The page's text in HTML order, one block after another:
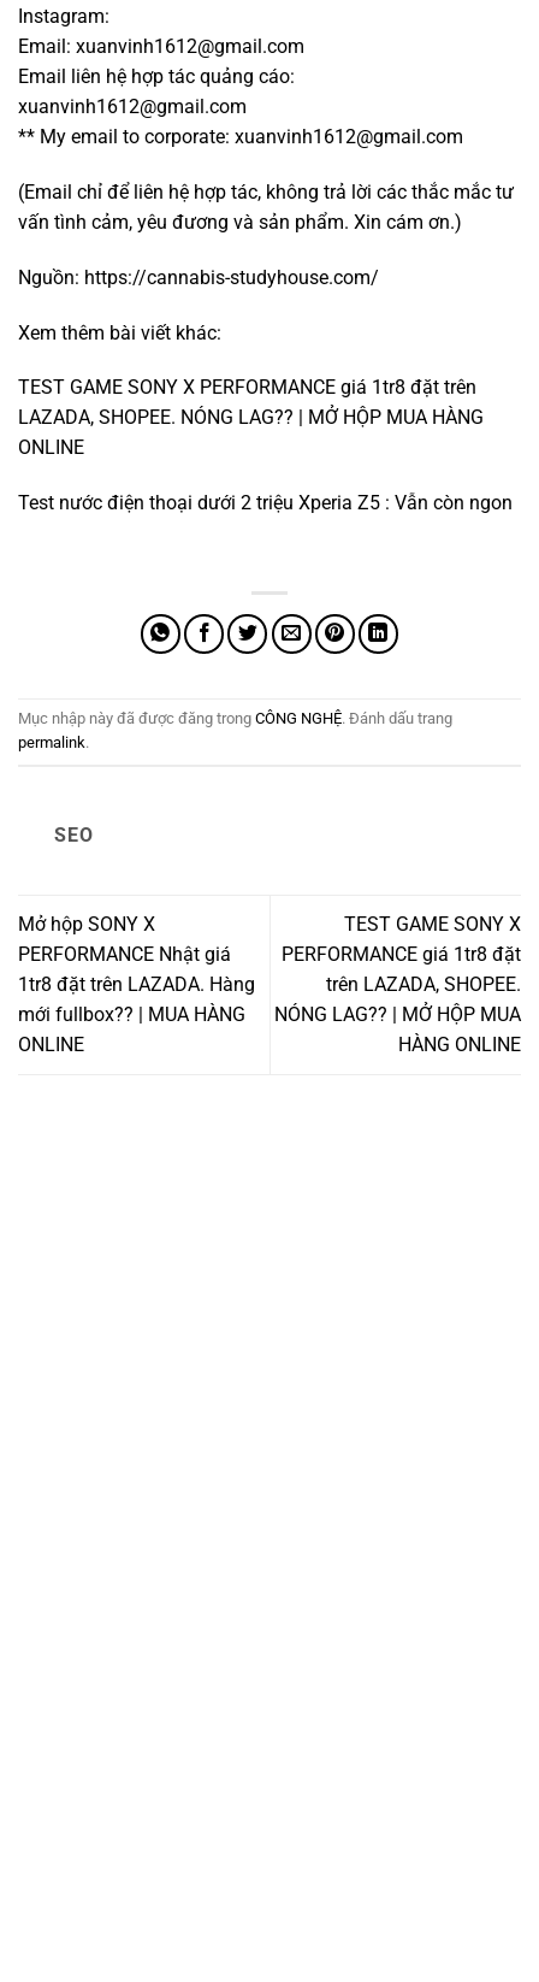
Instagram:
Email: xuanvinh1612@gmail.com
Email liên hệ hợp tác quảng cáo:
xuanvinh1612@gmail.com
** My email to corporate: xuanvinh1612@gmail.com
(Email chỉ để liên hệ hợp tác, không trả lời các thắc mắc tư
vấn tình cảm, yêu đương và sản phẩm. Xin cám ơn.)
Nguồn: https://cannabis-studyhouse.com/
Xem thêm bài viết khác:
TEST GAME SONY X PERFORMANCE giá 1tr8 đặt trên
LAZADA, SHOPEE. NÓNG LAG?? | MỞ HỘP MUA HÀNG
ONLINE
Test nước điện thoại dưới 2 triệu Xperia Z5 : Vẫn còn ngon
Mục nhập này đã được đăng trong CÔNG NGHỆ. Đánh dấu trang
permalink.
SEO
Mở hộp SONY X
PERFORMANCE Nhật giá
1tr8 đặt trên LAZADA. Hàng
mới fullbox?? | MUA HÀNG
ONLINE
TEST GAME SONY X
PERFORMANCE giá 1tr8 đặt
trên LAZADA, SHOPEE.
NÓNG LAG?? | MỞ HỘP MUA
HÀNG ONLINE